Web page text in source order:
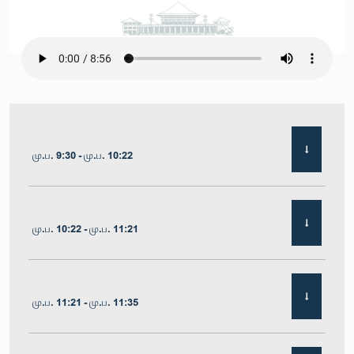
மு.ப. 9:30 - மு.ப. 10:22
மு.ப. 10:22 - மு.ப. 11:21
மு.ப. 11:21 - மு.ப. 11:35